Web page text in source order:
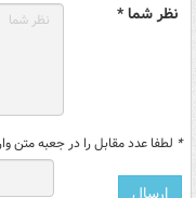
نظر شما *
* لطفا عدد مقابل را در جعبه متن